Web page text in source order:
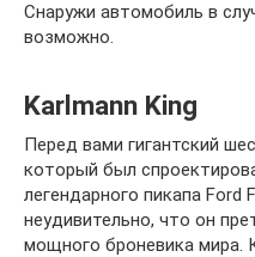
Снаружи автомобиль в
возможно.
Karlmann King
Перед вами гигантский
который был
легендарного пикапа Ford
неудивительно, что он
мощного броневика мира.